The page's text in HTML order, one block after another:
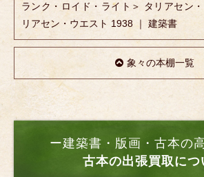
ランク・ロイド・ライト＞ タリアセン
リアセン・ウエスト 1938 ｜ 建築書
象々の本棚一覧
ー建築書・版画・古本の
古本の出張買取につ